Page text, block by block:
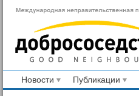
Новости Публикации